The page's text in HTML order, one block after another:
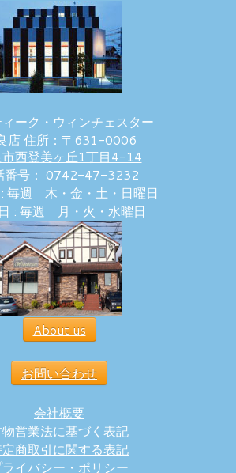
ーク・ウィンチェスター
店 住所：〒631-0006
西登美ヶ丘1丁目4-14
番号： 0742-47-3232
毎週 木・金・土・日曜日
: 毎週 月・火・水曜日
About us
お問い合わせ
会社概要
営業法に基づく表記
商取引に関する表記
イバシー・ポリシー